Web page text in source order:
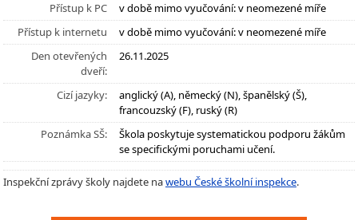
Přístup k PC
v době mimo vyučování: v neomezené míře
Přístup k internetu
v době mimo vyučování: v neomezené míře
Den otevřených
dveří:
26.11.2025
Cizí jazyky:
anglický (A), německý (N), španělský (Š),
francouzský (F), ruský (R)
Poznámka SŠ:
Škola poskytuje systematickou podporu žákům
se specifickými poruchami učení.
Inspekční zprávy školy najdete nawebu České školní inspekce.